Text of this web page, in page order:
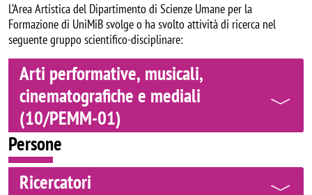
L’Area Artistica del Dipartimento di Scienze Umane per la
Formazione di UniMiB svolge o ha svolto attività di ricerca nel
seguente gruppo scientifico-disciplinare:
Arti performative, musicali,
cinematografiche e mediali
(10/PEMM-01)
Persone
Ricercatori